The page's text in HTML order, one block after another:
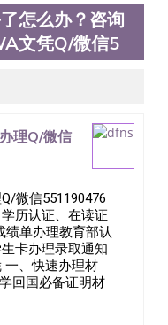
怎么办？咨询
文凭Q/微信5
理Q/微信
微信551190476
历认证、在读证
绩单办理教育部认
卡办理录取通知
一、快速办理材
回国必备证明材
业证成绩单，学